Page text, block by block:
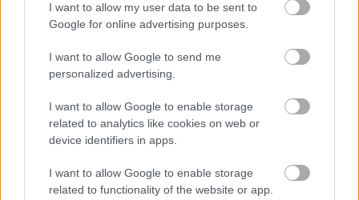
I want to allow my user data to be sent to
Google for online advertising purposes.
I want to allow Google to send me
personalized advertising.
I want to allow Google to enable storage
related to analytics like cookies on web or
device identifiers in apps.
I want to allow Google to enable storage
related to functionality of the website or app.
anyánkcímű tétel egy könnyebben áttekinthető
darab. A korai Black Sabbath szellemében íródott
fejezet színtiszta doom metal, melyhez tökéletesen
passzolVarsás Gáborfájdalmas éneke. A
karizmatikus vezérdallamra felfűzött
könnyei
esetében különféle post behatások érhetők
tetten, legyen szó akár rockról, akár black metalról,
de elintézhetném az egészet az avantgárd
megjelöléssel is - Kátai Tamástól szoktunk kapni
ehhez hasonló darabokat. ALengj, csak lengja maga
sejtelmes narrációjával filmzeneként is megállna a